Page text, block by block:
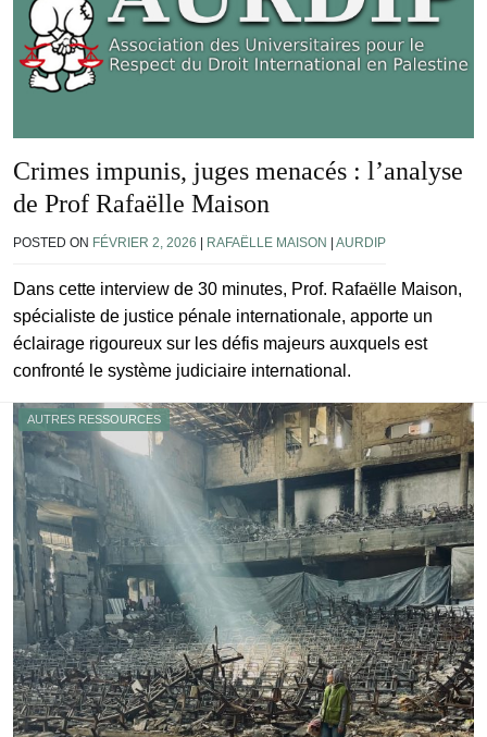
Crimes impunis, juges menacés : l’analyse
de Prof Rafaëlle Maison
POSTED ON FÉVRIER 2, 2026 | RAFAËLLE MAISON | AURDIP
Dans cette interview de 30 minutes, Prof. Rafaëlle Maison,
spécialiste de justice pénale internationale, apporte un
éclairage rigoureux sur les défis majeurs auxquels est
confronté le système judiciaire international.
AUTRES RESSOURCES